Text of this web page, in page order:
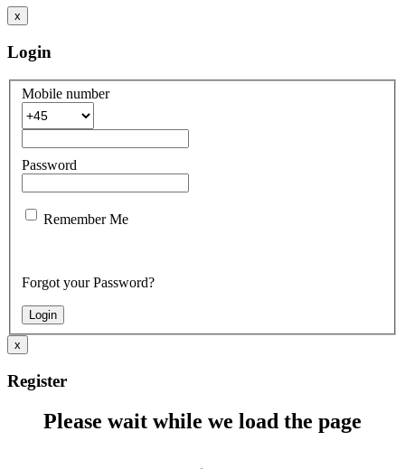
x
Login
Mobile number
Password
Remember Me
Forgot your Password?
x
Register
Please wait while we load the page